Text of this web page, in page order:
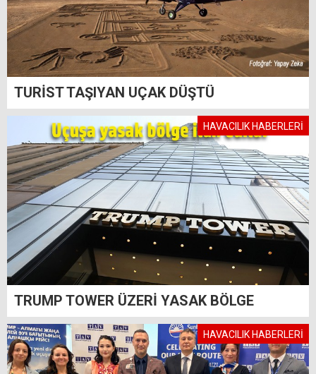
TURİST TAŞIYAN UÇAK DÜŞTÜ
HAVACILIK HABERLERİ
TRUMP TOWER ÜZERİ YASAK BÖLGE
HAVACILIK HABERLERİ